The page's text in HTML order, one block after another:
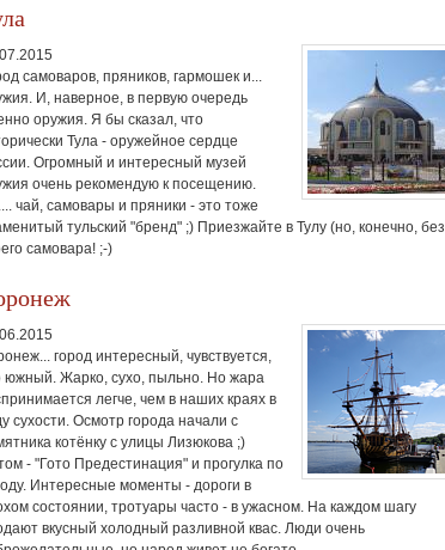
самоваров, пряников, гармошек и...
И, наверное, в первую очередь
оружия. Я бы сказал, что
Тула - оружейное сердце
Огромный и интересный музей
очень рекомендую к посещению.
чай, самовары и пряники - это тоже
тульский "бренд" ;) Приезжайте в Тулу (но, конечно, без
самовара! ;-)
город интересный, чувствуется,
южный. Жарко, сухо, пыльно. Но жара
легче, чем в наших краях в
сухости. Осмотр города начали с
котёнку с улицы Лизюкова ;)
- "Гото Предестинация" и прогулка по
Интересные моменты - дороги в
состоянии, тротуары часто - в ужасном. На каждом шагу
вкусный холодный разливной квас. Люди очень